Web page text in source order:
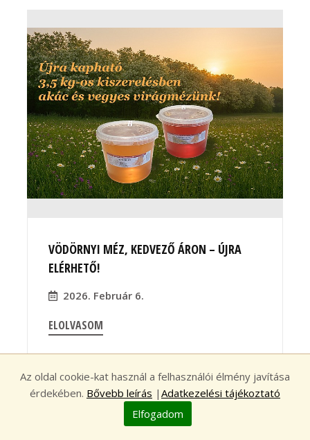
Az oldal cookie-kat használ a felhasználói élmény javítása
érdekében. Bővebb leírás | Adatkezelési tájékoztató
Elfogadom
VÖDÖRNYI MÉZ, KEDVEZŐ ÁRON – ÚJRA
ELÉRHETŐ!
2026. Február 6.
ELOLVASOM